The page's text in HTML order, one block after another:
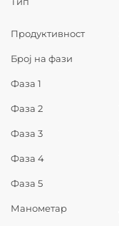
Продуктивност
Број на фази
Фаза 1
Фаза 2
Фаза 3
Фаза 4
Фаза 5
Манометар